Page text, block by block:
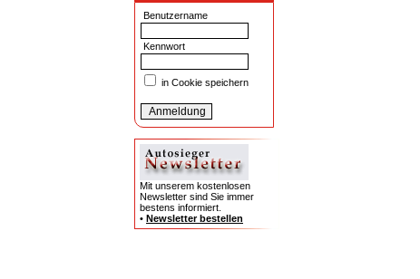
Benutzername
Kennwort
in Cookie speichern
Mit unserem kostenlosen
Newsletter sind Sie immer
bestens informiert.
• Newsletter bestellen